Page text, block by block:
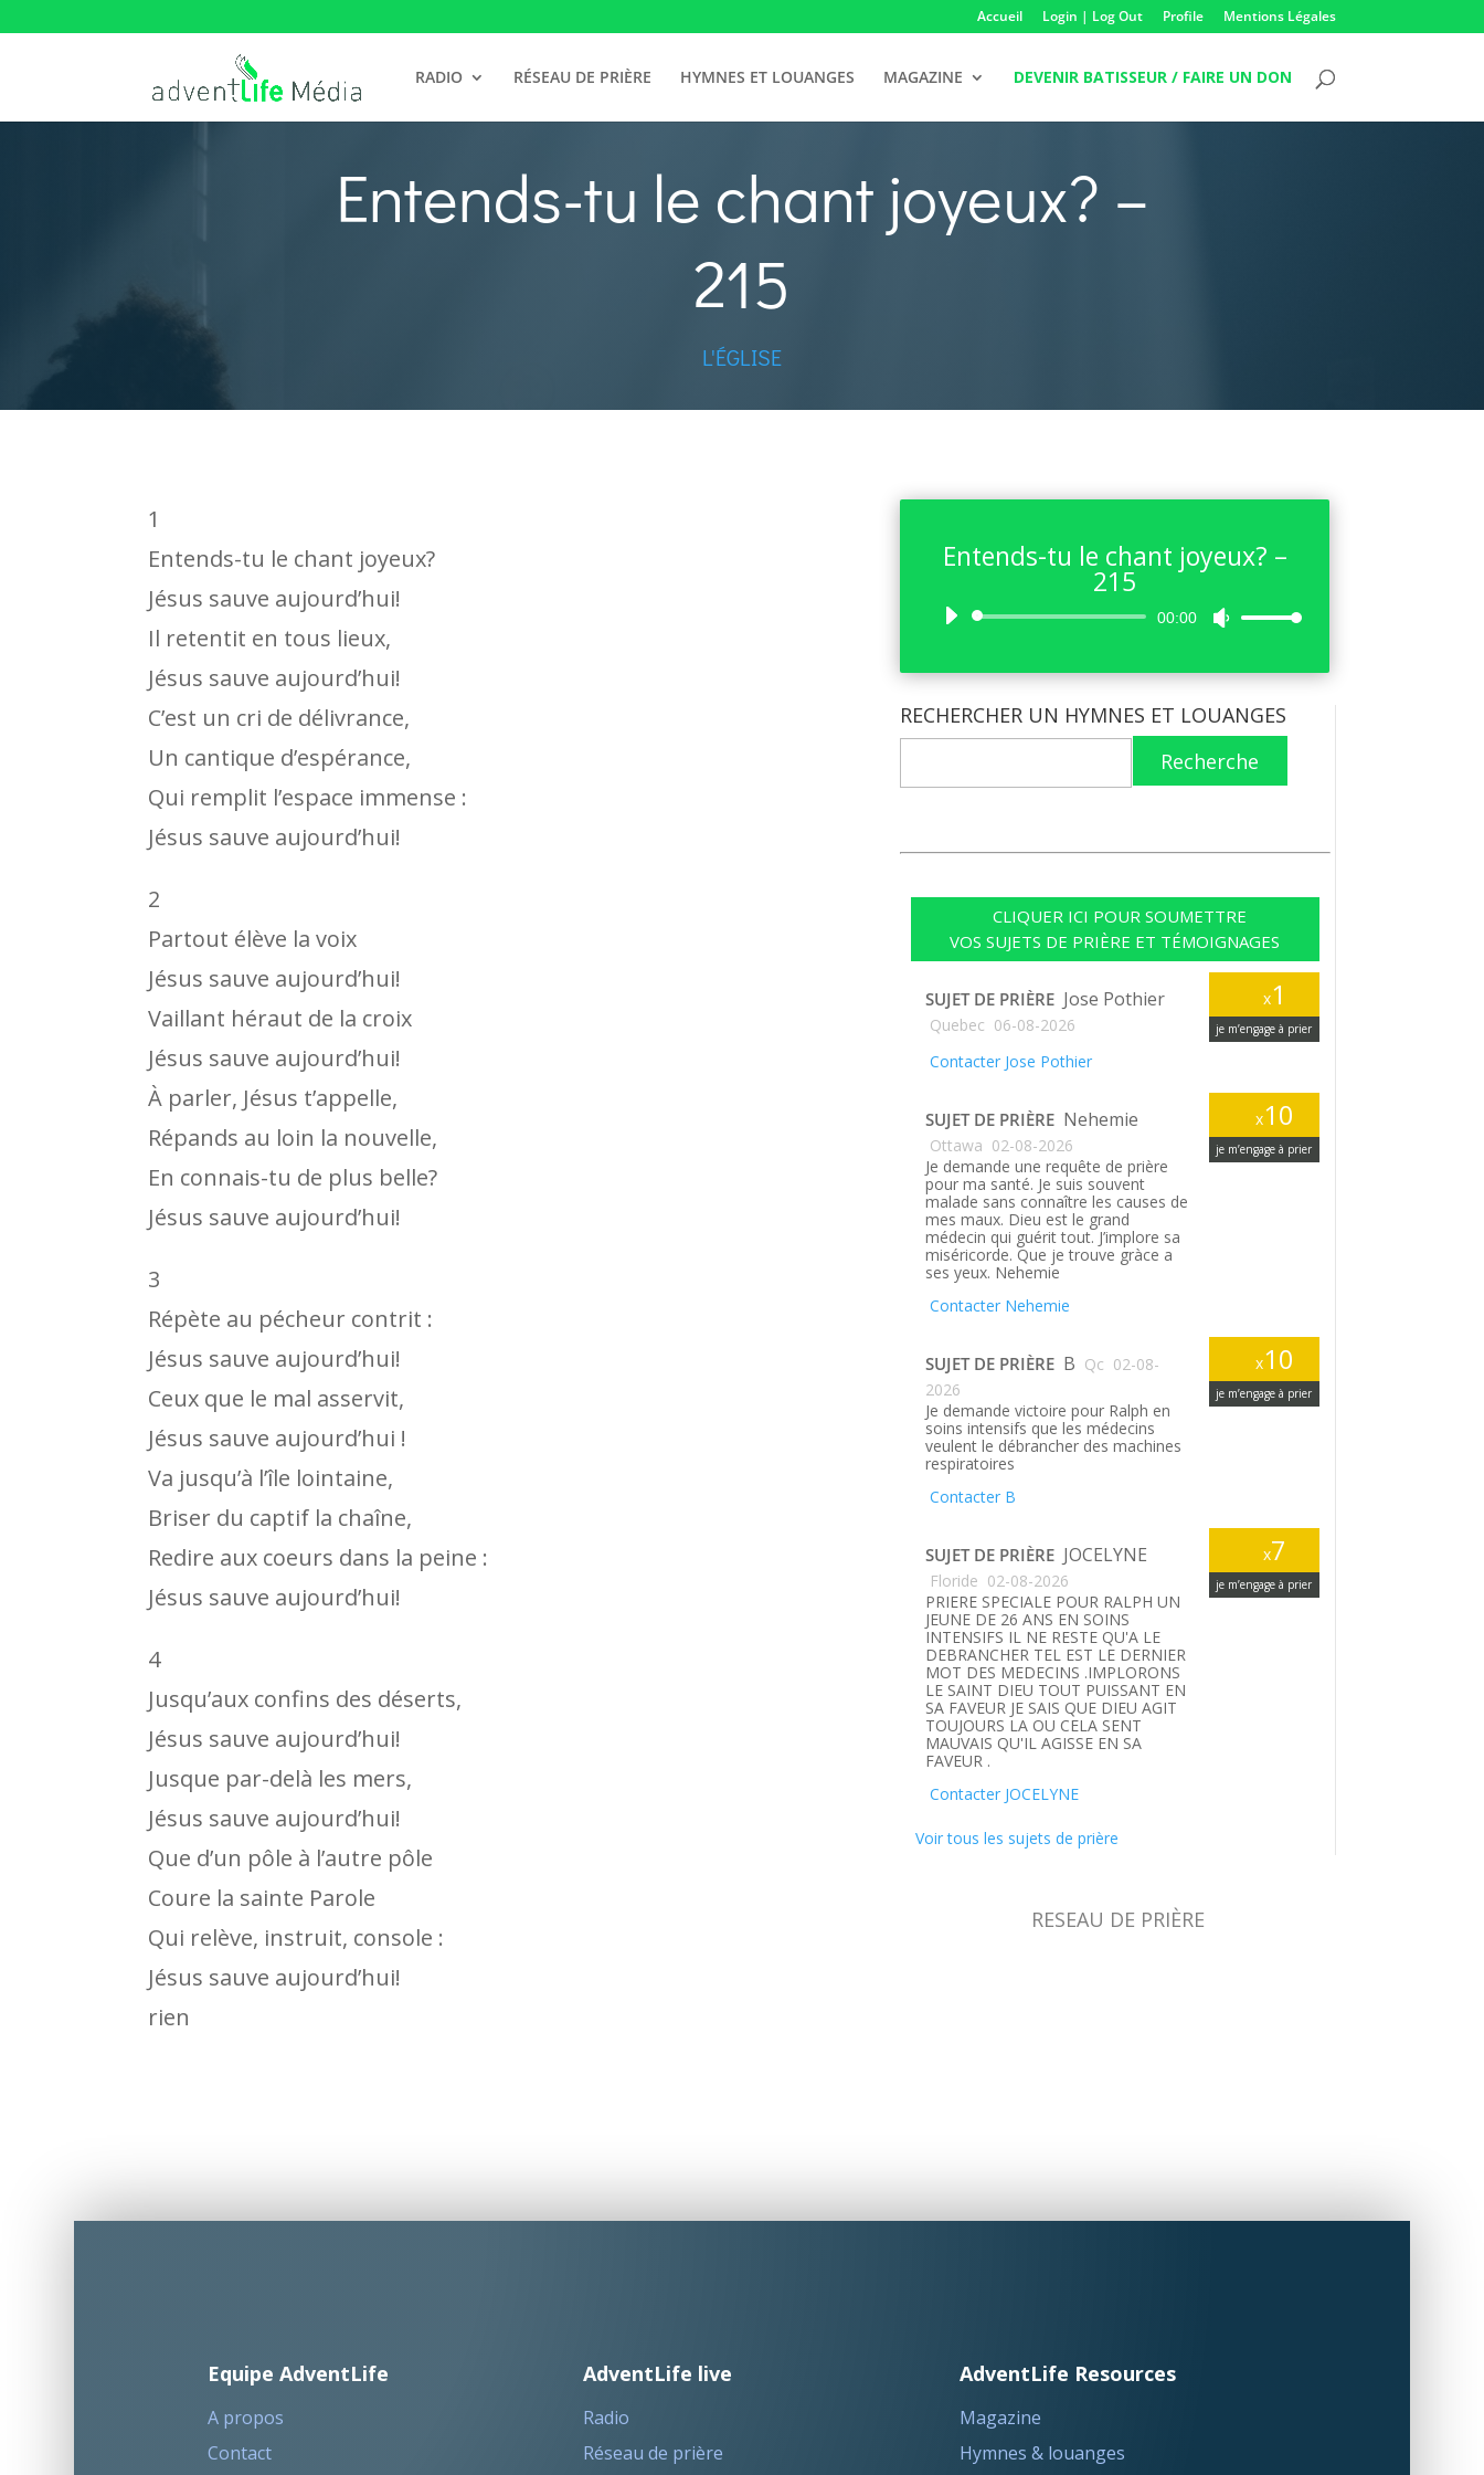
Accueil Login | Log Out Profile Mentions Légales
RADIO RÉSEAU DE PRIÈRE HYMNES ET LOUANGES MAGAZINE DEVENIR BATISSEUR / FAIRE UN DON
Entends-tu le chant joyeux? –
215
L'ÉGLISE
1
Entends-tu le chant joyeux?
Jésus sauve aujourd’hui!
Il retentit en tous lieux,
Jésus sauve aujourd’hui!
C’est un cri de délivrance,
Un cantique d’espérance,
Qui remplit l’espace immense :
Jésus sauve aujourd’hui!
2
Partout élève la voix
Jésus sauve aujourd’hui!
Vaillant héraut de la croix
Jésus sauve aujourd’hui!
À parler, Jésus t’appelle,
Répands au loin la nouvelle,
En connais-tu de plus belle?
Jésus sauve aujourd’hui!
3
Répète au pécheur contrit :
Jésus sauve aujourd’hui!
Ceux que le mal asservit,
Jésus sauve aujourd’hui !
Va jusqu’à l’île lointaine,
Briser du captif la chaîne,
Redire aux coeurs dans la peine :
Jésus sauve aujourd’hui!
4
Jusqu’aux confins des déserts,
Jésus sauve aujourd’hui!
Jusque par-delà les mers,
Jésus sauve aujourd’hui!
Que d’un pôle à l’autre pôle
Coure la sainte Parole
Qui relève, instruit, console :
Jésus sauve aujourd’hui!
rien
Entends-tu le chant joyeux? –
215
Lecteur00:00
Utilisez
pour
ou
RECHERCHER UN HYMNES ET LOUANGES
Recherche
CLIQUER ICI POUR SOUMETTRE
VOS SUJETS DE PRIÈRE ET TÉMOIGNAGES
x1
je m’engage à prier
SUJET DE PRIÈRE Jose Pothier
Quebec 06-08-2026
Contacter Jose Pothier
x10
je m’engage à prier
SUJET DE PRIÈRE Nehemie
Ottawa 02-08-2026
Je demande une requête de prière
pour ma santé. Je suis souvent
malade sans connaître les causes de
mes maux. Dieu est le grand
médecin qui guérit tout. J’implore sa
miséricorde. Que je trouve gràce a
ses yeux. Nehemie
Contacter Nehemie
x10
je m’engage à prier
SUJET DE PRIÈRE B Qc 02-08-
2026
Je demande victoire pour Ralph en
soins intensifs que les médecins
veulent le débrancher des machines
respiratoires
Contacter B
x7
je m’engage à prier
SUJET DE PRIÈRE JOCELYNE
Floride 02-08-2026
PRIERE SPECIALE POUR RALPH UN
JEUNE DE 26 ANS EN SOINS
INTENSIFS IL NE RESTE QU'A LE
DEBRANCHER TEL EST LE DERNIER
MOT DES MEDECINS .IMPLORONS
LE SAINT DIEU TOUT PUISSANT EN
SA FAVEUR JE SAIS QUE DIEU AGIT
TOUJOURS LA OU CELA SENT
MAUVAIS QU'IL AGISSE EN SA
FAVEUR .
Contacter JOCELYNE
Voir tous les sujets de prière
RESEAU DE PRIÈRE
Equipe AdventLife
A propos
Contact
AdventLife live
Radio
Réseau de prière
AdventLife Resources
Magazine
Hymnes & louanges